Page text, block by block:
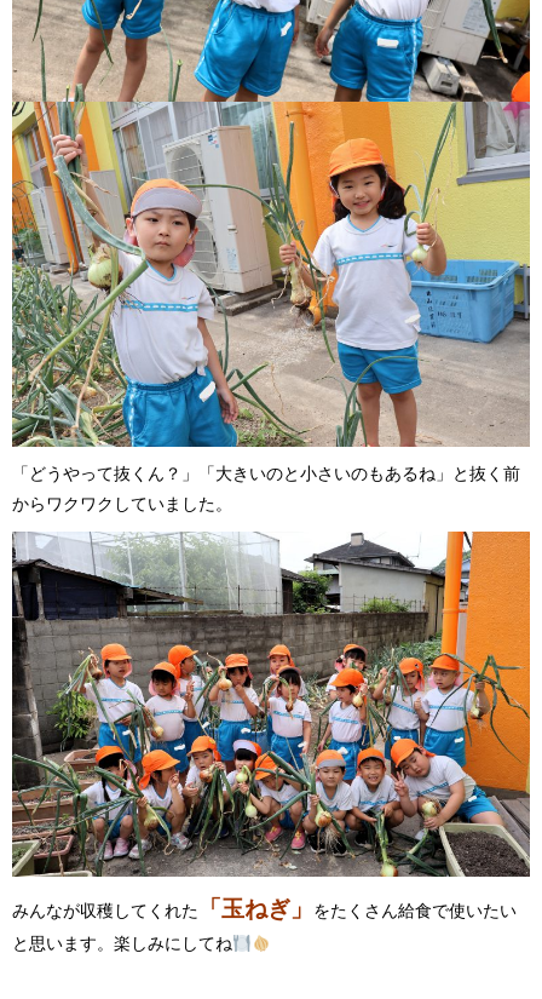
「どうやって抜くん？」「大きいのと小さいのもあるね」と抜く前
からワクワクしていました。
みんなが収穫してくれた 「玉ねぎ」
をたくさん給食で使いたい
と思います。楽しみにしてね